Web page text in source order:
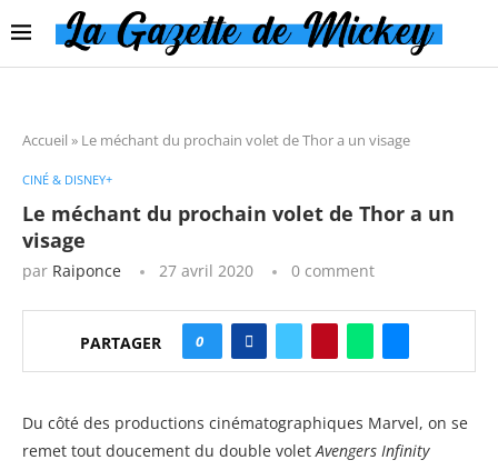
Accueil » Le méchant du prochain volet de Thor a un visage
CINÉ & DISNEY+
Le méchant du prochain volet de Thor a un
visage
par Raiponce 27 avril 2020 0 comment
PARTAGER 0
Du côté des productions cinématographiques Marvel, on se
remet tout doucement du double voletAvengers Infinity